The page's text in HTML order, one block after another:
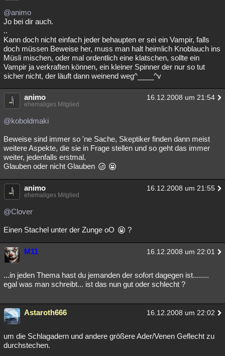
@animo
Jo bei dir auch.
..
Kann doch nicht einfach jeder behaupten er sei ein Vampir, falls
doch müssen Beweise her, muss man halt heimlich Knoblauch ins
Müsli mischen, oder mal ordentlich eine klatschen, sollte ein
Vampir ja verkraften können, ein kleiner Spinner der nur so tut
sicher nicht, der läuft dann weinend weg^____^v
animo 16.12.2008 um 21:54
ehemaliges Mitglied
@koboldmaki
Beweise sind immer so 'ne Sache, Skeptiker finden dann meist
weitere Aspekte, die sie in Frage stellen und so geht das immer
weiter, jedenfalls erstmal.
Glauben oder nicht Glauben
animo 16.12.2008 um 21:55
ehemaliges Mitglied
@Clover
Einen Stachel unter der Zunge oO ?
M11 16.12.2008 um 22:01
...in jeden Thema hast du jemanden der sofort dagegen ist........
egal was man schreibt... ist das nun gut oder schlecht ?
Astaroth666 16.12.2008 um 22:02
um die Schlagadern und andere größere Ader/Venen Geflecht zu
durchstechen.